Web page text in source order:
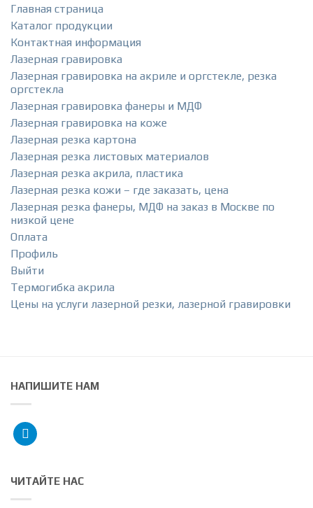
Главная страница
Каталог продукции
Контактная информация
Лазерная гравировка
Лазерная гравировка на акриле и оргстекле, резка
оргстекла
Лазерная гравировка фанеры и МДФ
Лазерная гравировка на коже
Лазерная резка картона
Лазерная резка листовых материалов
Лазерная резка акрила, пластика
Лазерная резка кожи – где заказать, цена
Лазерная резка фанеры, МДФ на заказ в Москве по
низкой цене
Оплата
Профиль
Выйти
Термогибка акрила
Цены на услуги лазерной резки, лазерной гравировки
НАПИШИТЕ НАМ
telegram
ЧИТАЙТЕ НАС